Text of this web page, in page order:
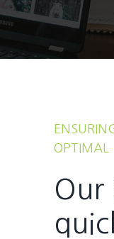
OPTIMAL
Our